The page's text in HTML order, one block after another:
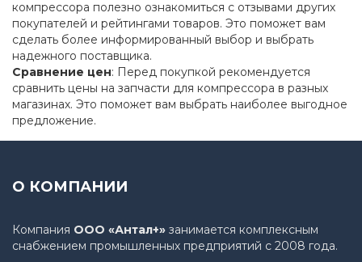
компрессора полезно ознакомиться с отзывами других
покупателей и рейтингами товаров. Это поможет вам
сделать более информированный выбор и выбрать
надежного поставщика.
Сравнение цен: Перед покупкой рекомендуется
сравнить цены на запчасти для компрессора в разных
магазинах. Это поможет вам выбрать наиболее выгодное
предложение.
О КОМПАНИИ
Компания ООО «Антал+» занимается комплексным
снабжением промышленных предприятий с 2008 года.